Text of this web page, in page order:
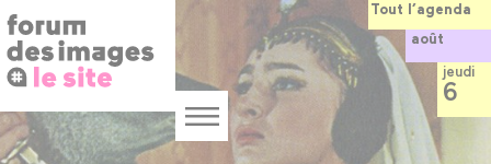
Panneau de gestion des cookies
au
contenu
principal
Menu
Tout l’agenda
août
jeudi
6